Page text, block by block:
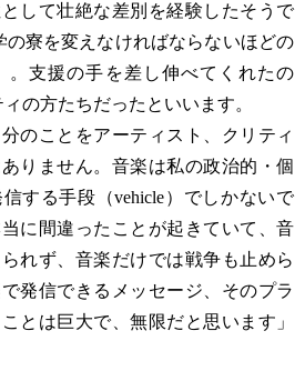
して壮絶な差別を経験したそうで
の寮を変えなければならないほどの
。支援の手を差し伸べてくれたの
の方たちだったといいます。
のことをアーティスト、クリティ
りません。音楽は私の政治的・個
する手段（vehicle）でしかないで
に間違ったことが起きていて、音
れず、音楽だけでは戦争も止めら
発信できるメッセージ、そのプラ
とは巨大で、無限だと思います」